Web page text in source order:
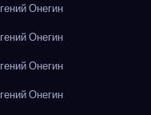
Онегин
Онегин
Онегин
Онегин